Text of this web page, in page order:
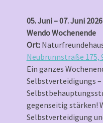
05. Juni – 07. Juni 2026
Wendo Wochenende
Ort:
Neubrunnstraße 175,
Ein ganzes
Selbstverteidigungs –
gegenseitig stärken!
Selbstverteidigung